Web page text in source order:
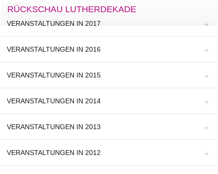
RÜCKSCHAU LUTHERDEKADE
VERANSTALTUNGEN IN 2017
VERANSTALTUNGEN IN 2016
VERANSTALTUNGEN IN 2015
VERANSTALTUNGEN IN 2014
VERANSTALTUNGEN IN 2013
VERANSTALTUNGEN IN 2012